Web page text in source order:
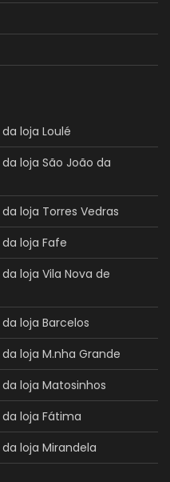
loja Loulé
loja São João da
loja Torres Vedras
loja Fafe
loja Vila Nova de
loja Barcelos
loja M.nha Grande
loja Matosinhos
loja Fátima
loja Mirandela